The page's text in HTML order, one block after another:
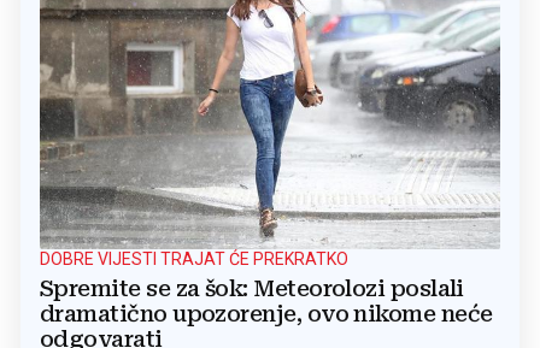
DOBRE VIJESTI TRAJAT ĆE PREKRATKO
Spremite se za šok: Meteorolozi poslali
dramatično upozorenje, ovo nikome neće
odgovarati